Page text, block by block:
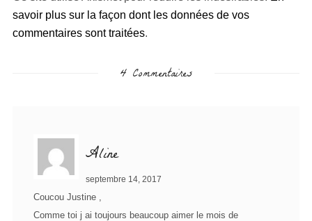
savoir plus sur la façon dont les données de vos
commentaires sont traitées.
4 Commentaires
Aline
septembre 14, 2017
Coucou Justine ,
Comme toi j ai toujours beaucoup aimer le mois de